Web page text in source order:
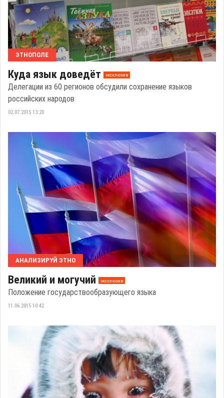
ЭТНОПОЛЕ
Куда язык доведёт эксклюзив
Делегации из 60 регионов обсудили сохранение языков
российских народов
02.07.2015 13:20
АНАЛИЗИРУЙ ЭТНО
Великий и могучий эксклюзив
Положение государствообразующего языка
11.06.2015 10:42